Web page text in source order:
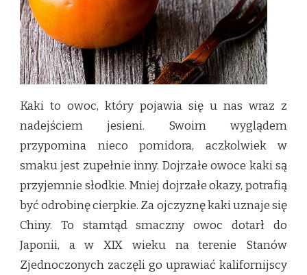
Kaki to owoc, który pojawia się u nas wraz z
nadejściem jesieni. Swoim wyglądem
przypomina nieco pomidora, aczkolwiek w
smaku jest zupełnie inny. Dojrzałe owoce kaki są
przyjemnie słodkie. Mniej dojrzałe okazy, potrafią
być odrobinę cierpkie. Za ojczyznę kaki uznaje się
Chiny. To stamtąd smaczny owoc dotarł do
Japonii, a w XIX wieku na terenie Stanów
Zjednoczonych zaczęli go uprawiać kalifornijscy